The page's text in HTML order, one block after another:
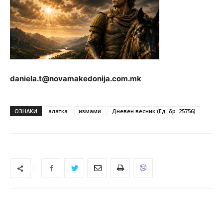
daniela.t@novamakedonija.com.mk
ОЗНАКИ алатка измами Дневен весник (Ед. бр. 25756)